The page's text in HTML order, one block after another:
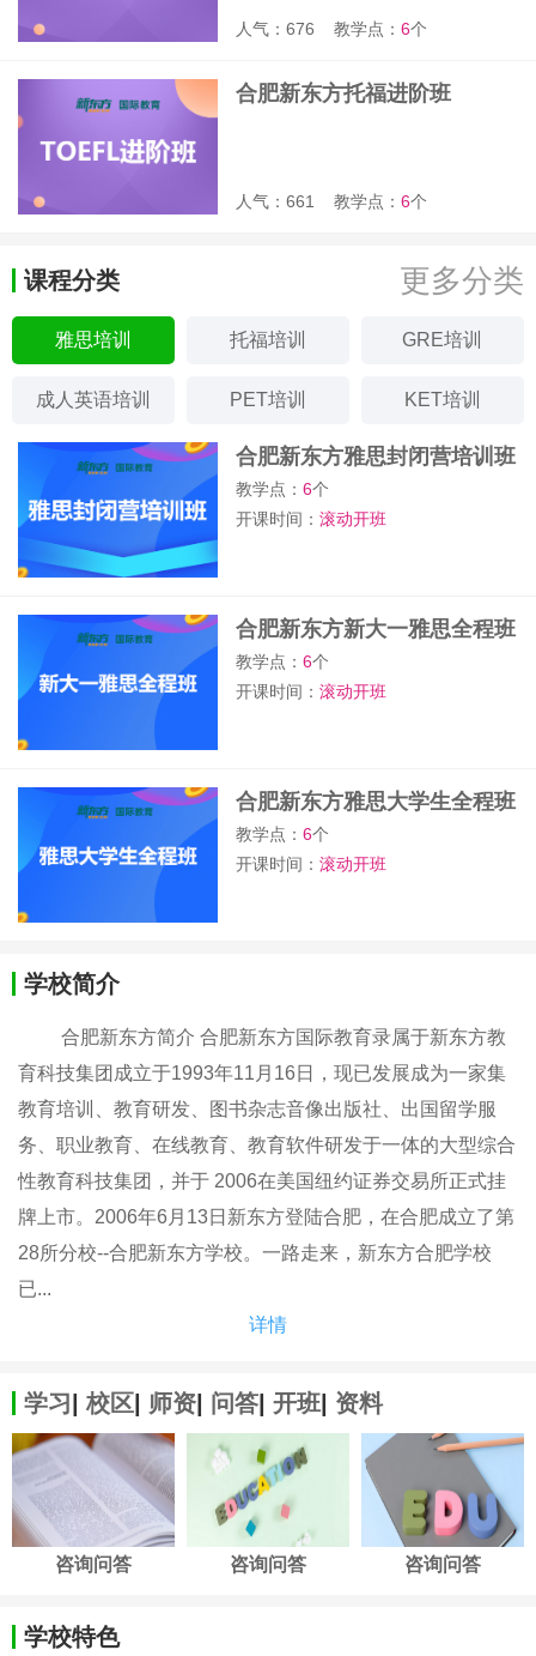
人气：676 教学点：6个
合肥新东方托福进阶班
人气：661 教学点：6个
课程分类 更多分类
雅思培训 托福培训 GRE培训
成人英语培训 PET培训 KET培训
合肥新东方雅思封闭营培训班
教学点：6个
开课时间：滚动开班
合肥新东方新大一雅思全程班
教学点：6个
开课时间：滚动开班
合肥新东方雅思大学生全程班
教学点：6个
开课时间：滚动开班
学校简介
合肥新东方简介 合肥新东方国际教育录属于新东方教
育科技集团成立于1993年11月16日，现已发展成为一家集
教育培训、教育研发、图书杂志音像出版社、出国留学服
务、职业教育、在线教育、教育软件研发于一体的大型综合
性教育科技集团，并于 2006在美国纽约证券交易所正式挂
牌上市。2006年6月13日新东方登陆合肥，在合肥成立了第
28所分校--合肥新东方学校。一路走来，新东方合肥学校
已...
详情
学习| 校区| 师资| 问答| 开班| 资料
咨询问答 咨询问答 咨询问答
学校特色